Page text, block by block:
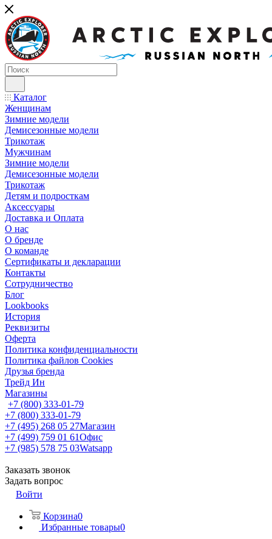
Каталог
Женщинам
Зимние модели
Демисезонные модели
Трикотаж
Мужчинам
Зимние модели
Демисезонные модели
Трикотаж
Детям и подросткам
Аксессуары
Доставка и Оплата
О нас
О бренде
О команде
Сертификаты и декларации
Контакты
Сотрудничество
Блог
Lookbooks
История
Реквизиты
Оферта
Политика конфиденциальности
Политика файлов Cookies
Друзья бренда
Трейд Ин
Магазины
+7 (800) 333-01-79
+7 (800) 333-01-79
+7 (495) 268 05 27Магазин
+7 (499) 759 01 61Офис
+7 (985) 578 75 03Watsapp
Заказать звонок
Задать вопрос
Войти
Корзина0
Избранные товары0